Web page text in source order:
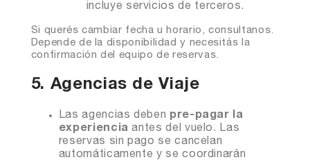
incluye servicios de terceros.
Si querés cambiar fecha u horario, consultanos.
Depende de la disponibilidad y necesitás la
confirmación del equipo de reservas.
5. Agencias de Viaje
Las agencias deben pre-pagar la
experiencia antes del vuelo. Las
reservas sin pago se cancelan
automáticamente y se coordinarán